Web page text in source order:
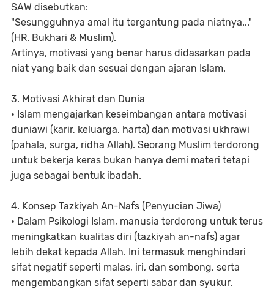
SAW disebutkan:
"Sesungguhnya amal itu tergantung pada niatnya..."
(HR. Bukhari & Muslim).
Artinya, motivasi yang benar harus didasarkan pada
niat yang baik dan sesuai dengan ajaran Islam.
3. Motivasi Akhirat dan Dunia
• Islam mengajarkan keseimbangan antara motivasi
duniawi (karir, keluarga, harta) dan motivasi ukhrawi
(pahala, surga, ridha Allah). Seorang Muslim terdorong
untuk bekerja keras bukan hanya demi materi tetapi
juga sebagai bentuk ibadah.
4. Konsep Tazkiyah An-Nafs (Penyucian Jiwa)
• Dalam Psikologi Islam, manusia terdorong untuk terus
meningkatkan kualitas diri (tazkiyah an-nafs) agar
lebih dekat kepada Allah. Ini termasuk menghindari
sifat negatif seperti malas, iri, dan sombong, serta
mengembangkan sifat seperti sabar dan syukur.